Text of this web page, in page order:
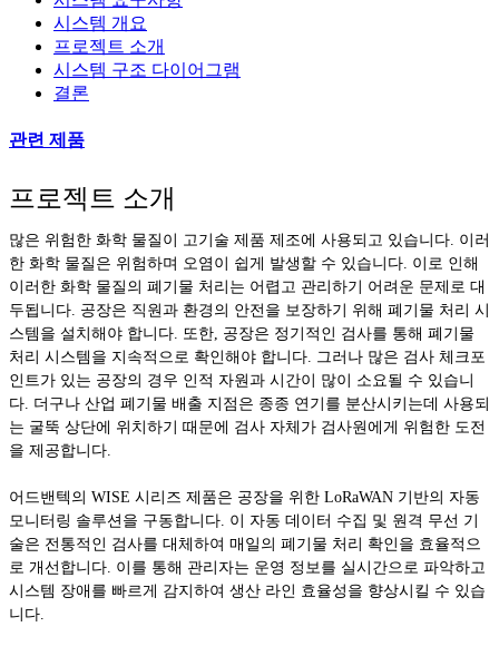
시스템 개요
프로젝트 소개
시스템 구조 다이어그램
결론
관련 제품
프로젝트 소개
많은 위험한 화학 물질이 고기술 제품 제조에 사용되고 있습니다. 이러
한 화학 물질은 위험하며 오염이 쉽게 발생할 수 있습니다. 이로 인해
이러한 화학 물질의 폐기물 처리는 어렵고 관리하기 어려운 문제로 대
두됩니다. 공장은 직원과 환경의 안전을 보장하기 위해 폐기물 처리 시
스템을 설치해야 합니다. 또한, 공장은 정기적인 검사를 통해 폐기물
처리 시스템을 지속적으로 확인해야 합니다. 그러나 많은 검사 체크포
인트가 있는 공장의 경우 인적 자원과 시간이 많이 소요될 수 있습니
다. 더구나 산업 폐기물 배출 지점은 종종 연기를 분산시키는데 사용되
는 굴뚝 상단에 위치하기 때문에 검사 자체가 검사원에게 위험한 도전
을 제공합니다.
어드밴텍의 WISE 시리즈 제품은 공장을 위한 LoRaWAN 기반의 자동
모니터링 솔루션을 구동합니다. 이 자동 데이터 수집 및 원격 무선 기
술은 전통적인 검사를 대체하여 매일의 폐기물 처리 확인을 효율적으
로 개선합니다. 이를 통해 관리자는 운영 정보를 실시간으로 파악하고
시스템 장애를 빠르게 감지하여 생산 라인 효율성을 향상시킬 수 있습
니다.